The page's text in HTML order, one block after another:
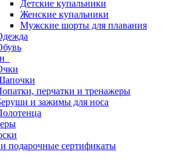
Детские купальники
Женские купальники
Мужские шорты для плавания
перчатки и тренажеры
и зажимы для носа
подарочные сертификаты